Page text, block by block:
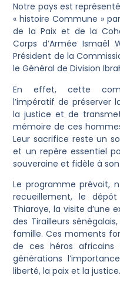
Notre pays est
« histoire Commune »
de la Paix et de la
Corps d’Armée Ismaël
Président de la
le Général de Division
En effet, cette
l’impératif de préserver
la justice et de
mémoire de ces
Leur sacrifice reste un
et un repère essentiel
souveraine et fidèle à
Le programme prévoit,
recueillement, le
Thiaroye, la visite d’une
des Tirailleurs
famille. Ces moments
de ces héros
générations
liberté, la paix et la justice.